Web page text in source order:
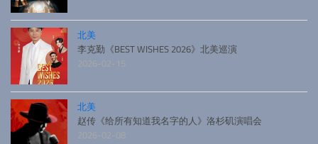
北美
李克勤《BEST WISHES 2026》北美巡演
2026-02-15
北美
赵传《给所有知道我名字的人》洛杉矶演唱会
2026-02-08